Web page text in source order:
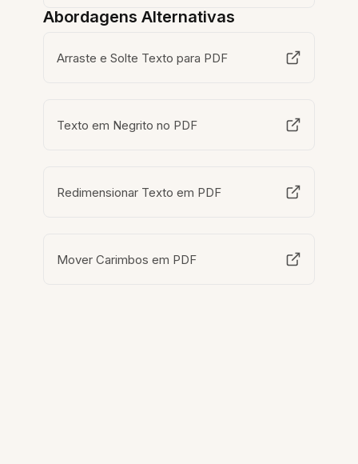
Abordagens Alternativas
Arraste e Solte Texto para PDF
Texto em Negrito no PDF
Redimensionar Texto em PDF
Mover Carimbos em PDF